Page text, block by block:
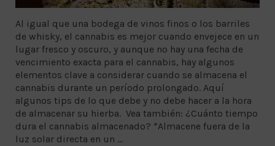
Al igual que una bodega de vinos finos o los barriles
de whisky, el cannabis es mejor cuando envejece en un
lugar fresco y oscuro, y aunque no hay una fecha de
vencimiento exacta para el cannabis, hay algunos
elementos clave a considerar cuando se almacena el
cannabis durante un período prolongado. Aquí
algunos tips de lo que debe y no debe hacer a la hora
de almacenar su hierba. Vea también: ¿Cuánto tiempo
dura el cannabis almacenado? *Almacene fuera de la
luz solar directa en un …